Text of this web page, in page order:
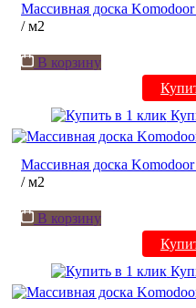
Массивная доска
/ м2
В корзину
Массивная доска
/ м2
В корзину